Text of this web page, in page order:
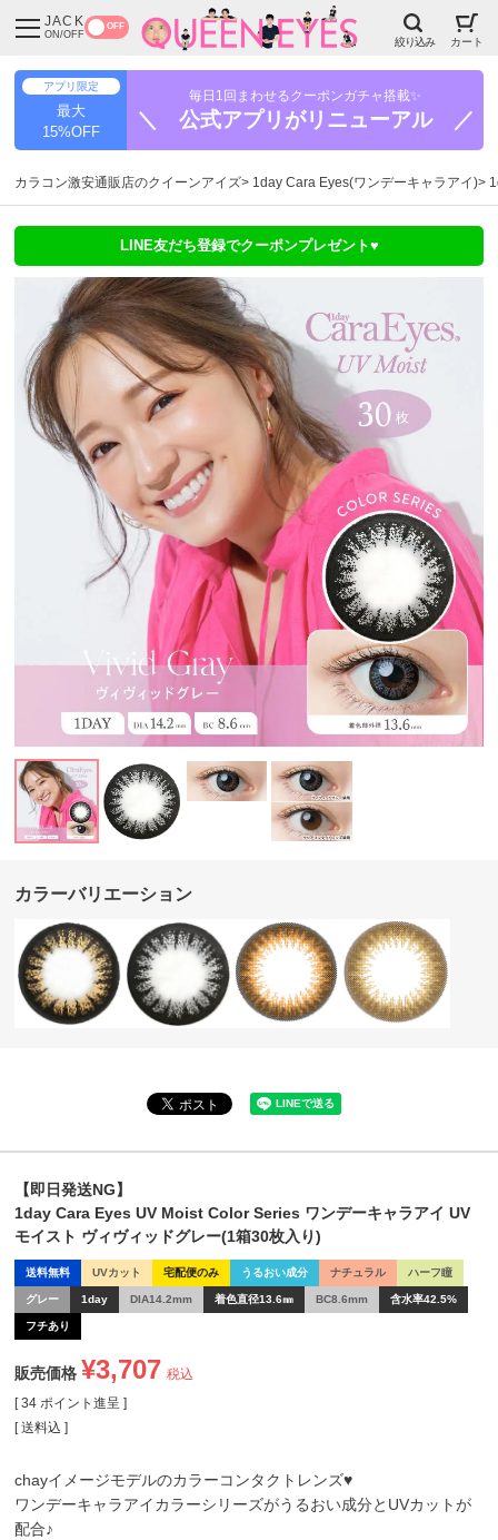
JACK
ON/OFF
OFF
絞り込み カート
アプリ限定
最大
15%OFF
毎日1回まわせるクーポンガチャ搭載✨
＼ 公式アプリがリニューアル ／
カラコン激安通販店のクイーンアイズ 1day Cara Eyes(ワンデーキャラアイ)
LINE友だち登録でクーポンプレゼント♥
カラーバリエーション
【即日発送NG】
1day Cara Eyes UV Moist Color Series ワンデーキャラアイ UV
モイスト ヴィヴィッドグレー(1箱30枚入り)
送料無料 UVカット 宅配便のみ うるおい成分 ナチュラル ハーフ瞳
グレー 1day DIA14.2mm 着色直径13.6㎜ BC8.6mm 含水率42.5%
フチあり
販売価格 ¥3,707 税込
[ 34 ポイント進呈 ]
送料込
chayイメージモデルのカラーコンタクトレンズ♥
ワンデーキャラアイカラーシリーズがうるおい成分とUVカットが
配合♪